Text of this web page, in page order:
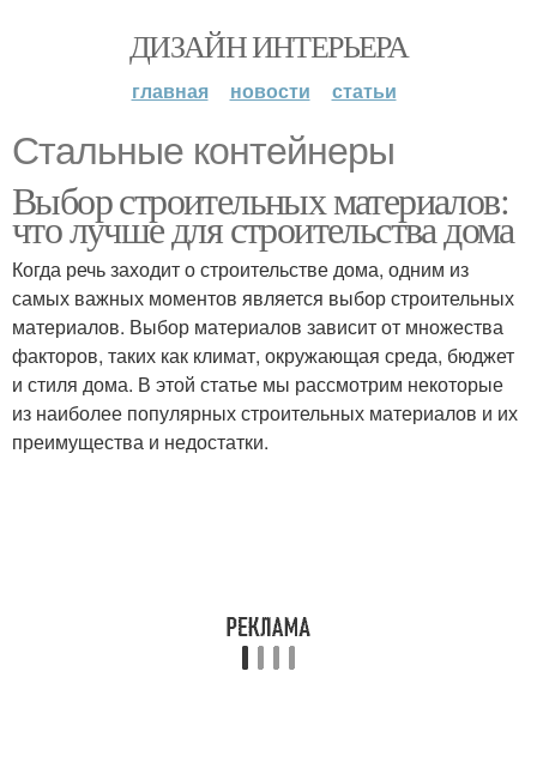
ДИЗАЙН ИНТЕРЬЕРА
главная новости статьи
Стальные контейнеры
Выбор строительных материалов:
что лучше для строительства дома
Когда речь заходит о строительстве дома, одним из
самых важных моментов является выбор строительных
материалов. Выбор материалов зависит от множества
факторов, таких как климат, окружающая среда, бюджет
и стиля дома. В этой статье мы рассмотрим некоторые
из наиболее популярных строительных материалов и их
преимущества и недостатки.